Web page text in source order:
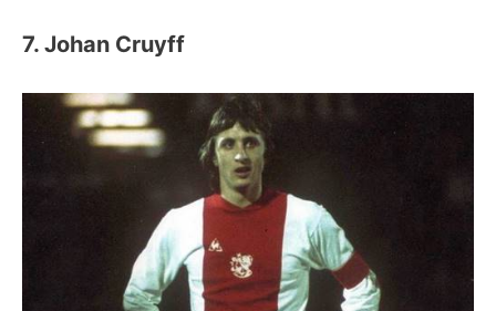
7. Johan Cruyff